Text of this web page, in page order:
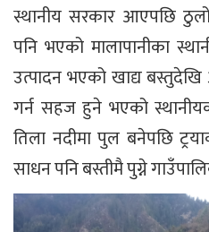
स्थानीय सरकार आएपछि
पनि भएको मालापानीका
उत्पादन भएको खाद्य
गर्न सहज हुने भएको
तिला नदीमा पुल बनेपछि
साधन पनि बस्तीमै पुग्ने